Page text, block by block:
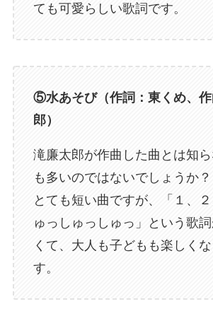
ても可愛らしい歌詞です。
⑤水あそび（作詞：東くめ、
郎）
滝廉太郎が作曲した曲とは知
も多いのではないでしょうか？
とても短い曲ですが、「１、
ゅっしゅっしゅっ」という歌
くて、大人も子どもも楽しく
す。